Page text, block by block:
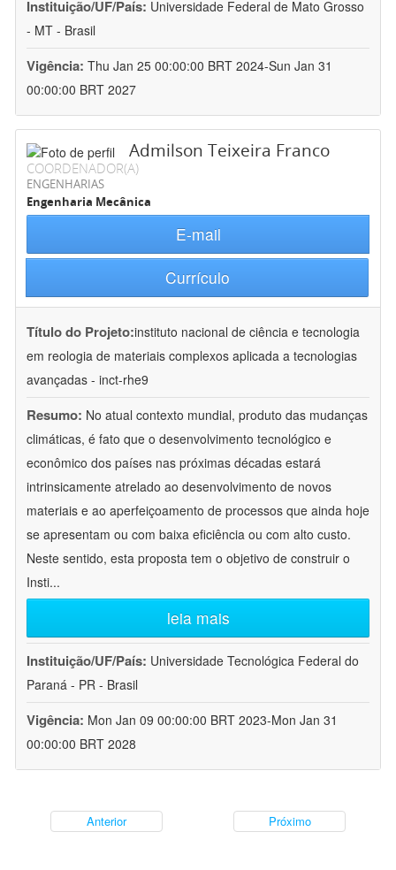
Instituição/UF/País: Universidade Federal de Mato Grosso
- MT - Brasil
Vigência: Thu Jan 25 00:00:00 BRT 2024-Sun Jan 31
00:00:00 BRT 2027
Admilson Teixeira Franco
COORDENADOR(A)
ENGENHARIAS
Engenharia Mecânica
E-mail
Currículo
Título do Projeto:instituto nacional de ciência e tecnologia
em reologia de materiais complexos aplicada a tecnologias
avançadas - inct-rhe9
Resumo: No atual contexto mundial, produto das mudanças
climáticas, é fato que o desenvolvimento tecnológico e
econômico dos países nas próximas décadas estará
intrinsicamente atrelado ao desenvolvimento de novos
materiais e ao aperfeiçoamento de processos que ainda hoje
se apresentam ou com baixa eficiência ou com alto custo.
Neste sentido, esta proposta tem o objetivo de construir o
Insti...
leia mais
Instituição/UF/País: Universidade Tecnológica Federal do
Paraná - PR - Brasil
Vigência: Mon Jan 09 00:00:00 BRT 2023-Mon Jan 31
00:00:00 BRT 2028
Anterior Próximo